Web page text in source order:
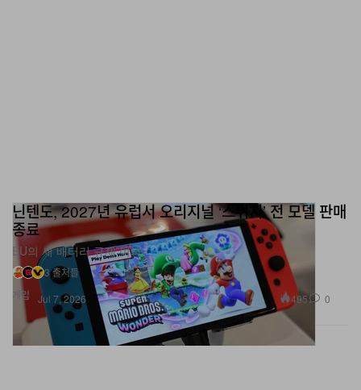
게임
닌텐도, 2027년 유럽서 오리지널 ‘스위치’ 전 모델 판매
종료
EU의 새 배터리 규제 여파.
3 출처들
Jul 7, 2026
495 0